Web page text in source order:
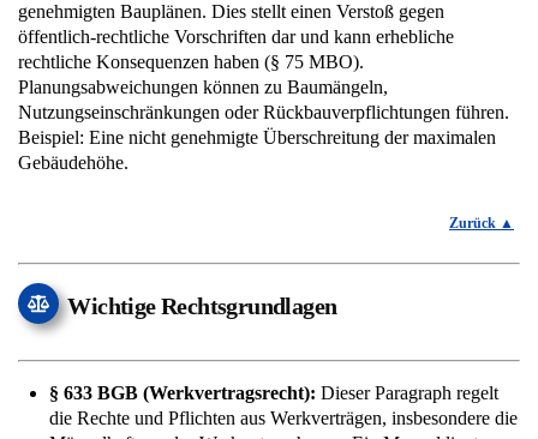
genehmigten Bauplänen. Dies stellt einen Verstoß gegen
öffentlich-rechtliche Vorschriften dar und kann erhebliche
rechtliche Konsequenzen haben (§ 75 MBO).
Planungsabweichungen können zu Baumängeln,
Nutzungseinschränkungen oder Rückbauverpflichtungen führen.
Beispiel: Eine nicht genehmigte Überschreitung der maximalen
Gebäudehöhe.
Zurück
Wichtige Rechtsgrundlagen
§ 633 BGB (Werkvertragsrecht): Dieser Paragraph regelt
die Rechte und Pflichten aus Werkverträgen, insbesondere die